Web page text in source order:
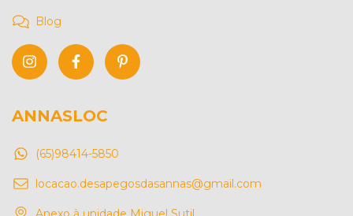
Blog
ANNASLOC
(65)98414-5850
locacao.desapegosdasannas@gmail.com